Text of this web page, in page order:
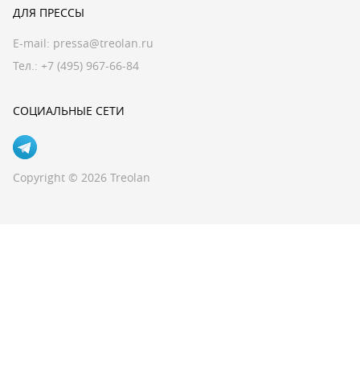
ДЛЯ ПРЕССЫ
E-mail: pressa@treolan.ru
Тел.: +7 (495) 967-66-84
СОЦИАЛЬНЫЕ СЕТИ
Copyright © 2026 Treolan